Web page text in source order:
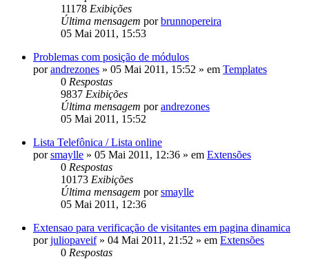
11178 Exibições
Última mensagem porbrunnopereira
05 Mai 2011, 15:53
Problemas com posição de módulos
porandrezones » 05 Mai 2011, 15:52 » em Templates
0 Respostas
9837 Exibições
Última mensagem porandrezones
05 Mai 2011, 15:52
Lista Telefônica / Lista online
porsmaylle » 05 Mai 2011, 12:36 » em Extensões
0 Respostas
10173 Exibições
Última mensagem porsmaylle
05 Mai 2011, 12:36
Extensao para verificação de visitantes em pagina dinamica
porjuliopaveif» 04 Mai 2011, 21:52 » em Extensões
0 Respostas